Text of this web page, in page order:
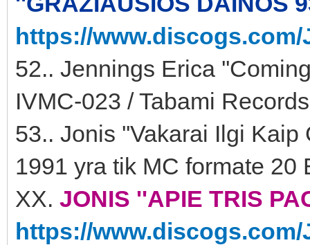
https://www.discogs.com/
52.. Jennings Erica
IVMC-023 / Tabami
53.. Jonis ''Vakarai Ilgi
1991 yra tik MC formate 20
XX. JONIS ''APIE TRIS
https://www.discogs.com/